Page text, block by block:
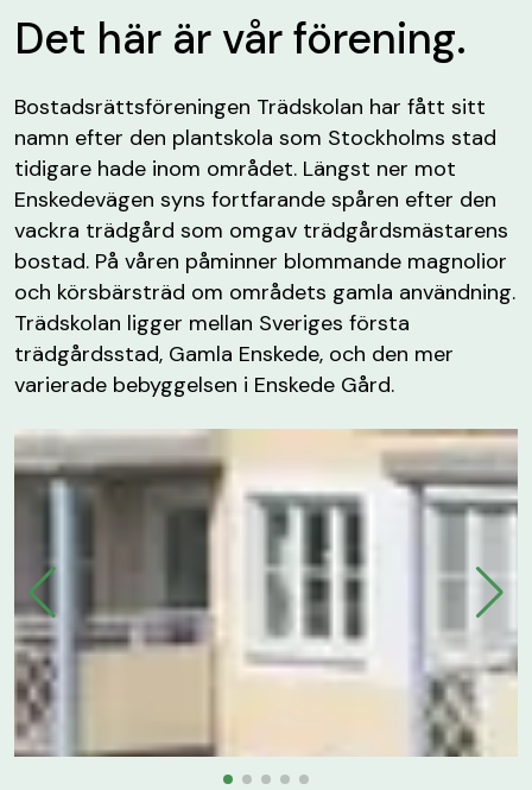
Det här är vår förening.
Bostadsrättsföreningen Trädskolan har fått sitt
namn efter den plantskola som Stockholms stad
tidigare hade inom området. Längst ner mot
Enskedevägen syns fortfarande spåren efter den
vackra trädgård som omgav trädgårdsmästarens
bostad. På våren påminner blommande magnolior
och körsbärsträd om områdets gamla användning.
Trädskolan ligger mellan Sveriges första
trädgårdsstad, Gamla Enskede, och den mer
varierade bebyggelsen i Enskede Gård.